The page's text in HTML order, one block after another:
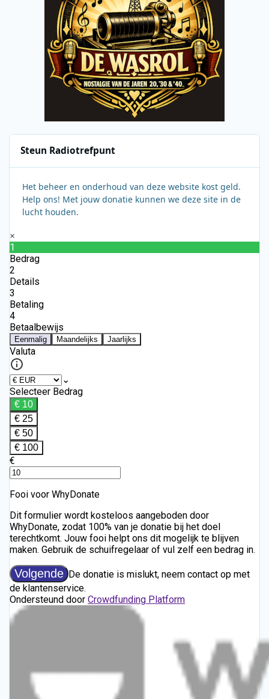
Steun Radiotrefpunt
Het beheer en onderhoud van deze website kost geld.
Help ons! Met jouw donatie kunnen we deze site in de
lucht houden.